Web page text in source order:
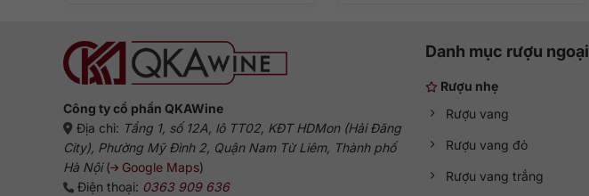
Công ty cổ phần QKAWine
Địa chỉ: Tầng 1, số 12A, lô TT02, KĐT HDMon (Hải Đăng
City), Phường Mỹ Đình 2, Quận Nam Từ Liêm, Thành phố
Hà Nội( Google Maps)
Điện thoại: 0363 909 636
Danh mục rượu ngoại
Rượu nhẹ
Rượu vang
Rượu vang đỏ
Rượu vang trắng